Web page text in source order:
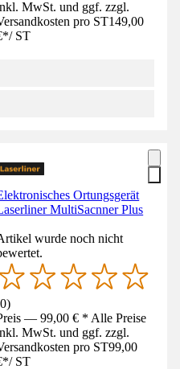
MwSt. und ggf. zzgl.
pro ST149,00
*/ ST
Ortungsgerät
MultiSacnner Plus
wurde noch nicht
0)
— 99,00 € * Alle Preise
MwSt. und ggf. zzgl.
pro ST99,00
*/ ST